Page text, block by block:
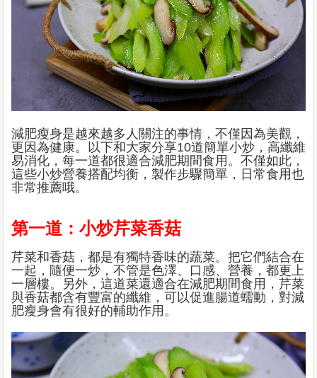
減肥瘦身是越來越多人關注的事情，不僅因為美觀，
更因為健康。以下和大家分享10道簡單小炒，高纖維
易消化，每一道都很適合減肥期間食用。不僅如此，
這些小炒營養搭配均衡，製作步驟簡單，日常食用也
非常推薦哦。
第一道：小炒芹菜香菇
芹菜和香菇，都是有獨特香味的蔬菜。把它們結合在
一起，隨便一炒，不管是色澤、口感、營養，都更上
一層樓。另外，這道菜還適合在減肥期間食用，芹菜
與香菇都含有豐富的纖維，可以促進腸道蠕動，對減
肥瘦身會有很好的輔助作用。